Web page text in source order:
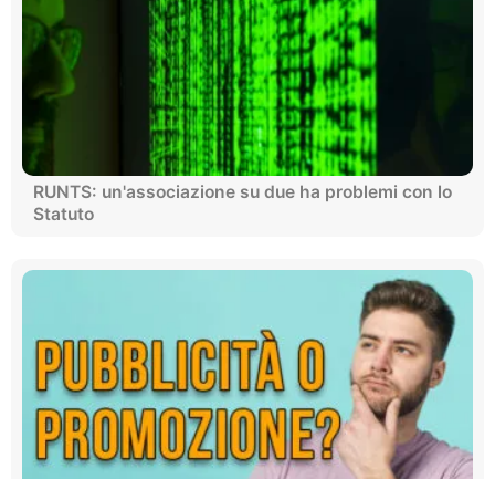
RUNTS: un'associazione su due ha problemi con lo
Statuto